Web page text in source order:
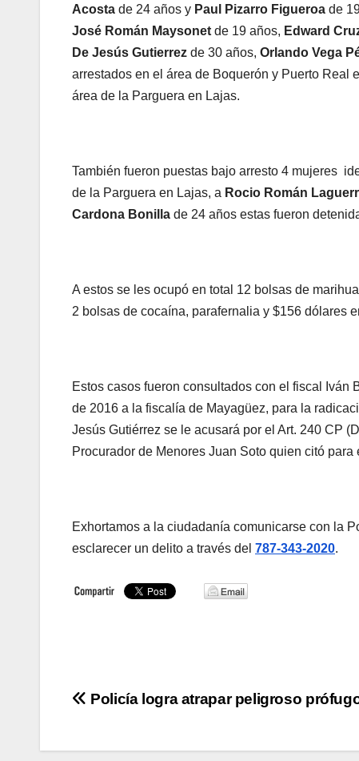
Acosta de 24 años y Paul Pizarro Figueroa de
José Román Maysonetde 19 años, Edward
De Jesús Gutierrez de 30 años, Orlando Vega
arrestados en el área de Boquerón y Puerto Real
área de la Parguera en Lajas.
También fueron puestas bajo arresto 4 mujeres
de la Parguera en Lajas, a Rocio Román
Cardona Bonilla de 24 años estas fueron
A estos se les ocupó en total 12 bolsas de
2 bolsas de cocaína, parafernalia y $156 dólares
Estos casos fueron consultados con el fiscal
de 2016 a la fiscalía de Mayagüez, para la
Jesús Gutiérrez se le acusará por el Art. 240 CP
Procurador de Menores Juan Soto quien citó
Exhortamos a la ciudadanía comunicarse con la
esclarecer un delito a través del 787-343-2020.
Navegación
Policía logra atrapar peligroso